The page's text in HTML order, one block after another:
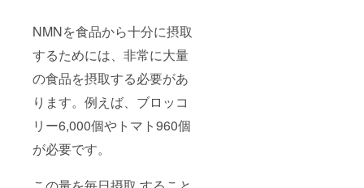
NMNを食品から十分に摂取
するためには、非常に大量
の食品を摂取する必要があ
ります。例えば、ブロッコ
リー6,000個やトマト960個
が必要です。